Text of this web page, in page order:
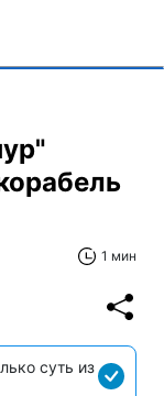
1 мин
суть из